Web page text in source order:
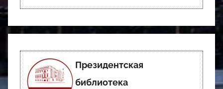
Президентская
библиотека